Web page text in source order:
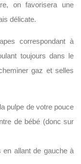
on favorisera une
délicate.
correspondant à
toujours dans le
gaz et selles
pulpe de votre pouce
de bébé (donc sur
en allant de gauche à